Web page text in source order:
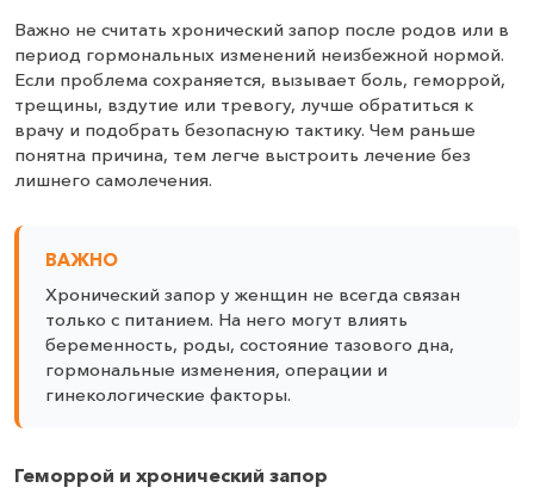
Важно не считать хронический запор после родов или в
период гормональных изменений неизбежной нормой.
Если проблема сохраняется, вызывает боль, геморрой,
трещины, вздутие или тревогу, лучше обратиться к
врачу и подобрать безопасную тактику. Чем раньше
понятна причина, тем легче выстроить лечение без
лишнего самолечения.
ВАЖНО
Хронический запор у женщин не всегда связан
только с питанием. На него могут влиять
беременность, роды, состояние тазового дна,
гормональные изменения, операции и
гинекологические факторы.
Геморрой и хронический запор